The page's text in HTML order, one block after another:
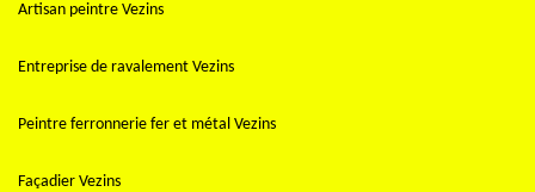
Artisan peintre Vezins
Entreprise de ravalement Vezins
Peintre ferronnerie fer et métal Vezins
Façadier Vezins